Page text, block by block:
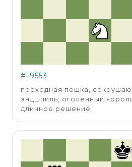
#19553
проходная пешка,
эндшпиль, оголённый
длинное решение